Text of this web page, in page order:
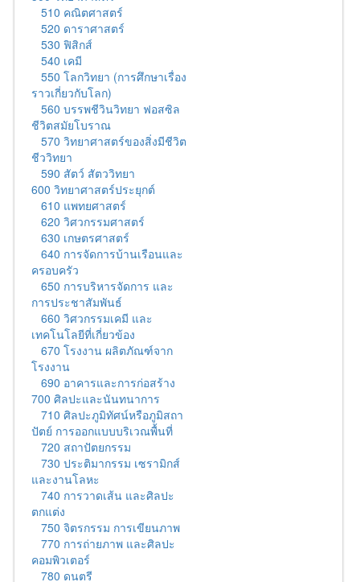
510 คณิตศาสตร์
520 ดาราศาสตร์
530 ฟิสิกส์
540 เคมี
550 โลกวิทยา (การศึกษาเรื่อง
ราวเกี่ยวกับโลก)
560 บรรพชีวินวิทยา ฟอสซิล
ชีวิตสมัยโบราณ
570 วิทยาศาสตร์ของสิ่งมีชีวิต
ชีววิทยา
590 สัตว์ สัตววิทยา
600 วิทยาศาสตร์ประยุกต์
610 แพทยศาสตร์
620 วิศวกรรมศาสตร์
630 เกษตรศาสตร์
640 การจัดการบ้านเรือนและ
ครอบครัว
650 การบริหารจัดการ และ
การประชาสัมพันธ์
660 วิศวกรรมเคมี และ
เทคโนโลยีที่เกี่ยวข้อง
670 โรงงาน ผลิตภัณฑ์จาก
โรงงาน
690 อาคารและการก่อสร้าง
700 ศิลปะและนันทนาการ
710 ศิลปะภูมิทัศน์หรือภูมิสถา
ปัตย์ การออกแบบบริเวณพื้นที่
720 สถาปัตยกรรม
730 ประติมากรรม เซรามิกส์
และงานโลหะ
740 การวาดเส้น และศิลปะ
ตกแต่ง
750 จิตรกรรม การเขียนภาพ
770 การถ่ายภาพ และศิลปะ
คอมพิวเตอร์
780 ดนตรี